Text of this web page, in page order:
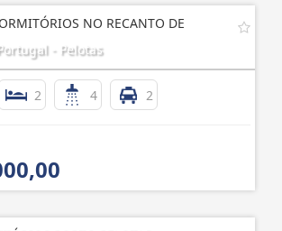
NO RECANTO DE
- Pelotas
2 4 2